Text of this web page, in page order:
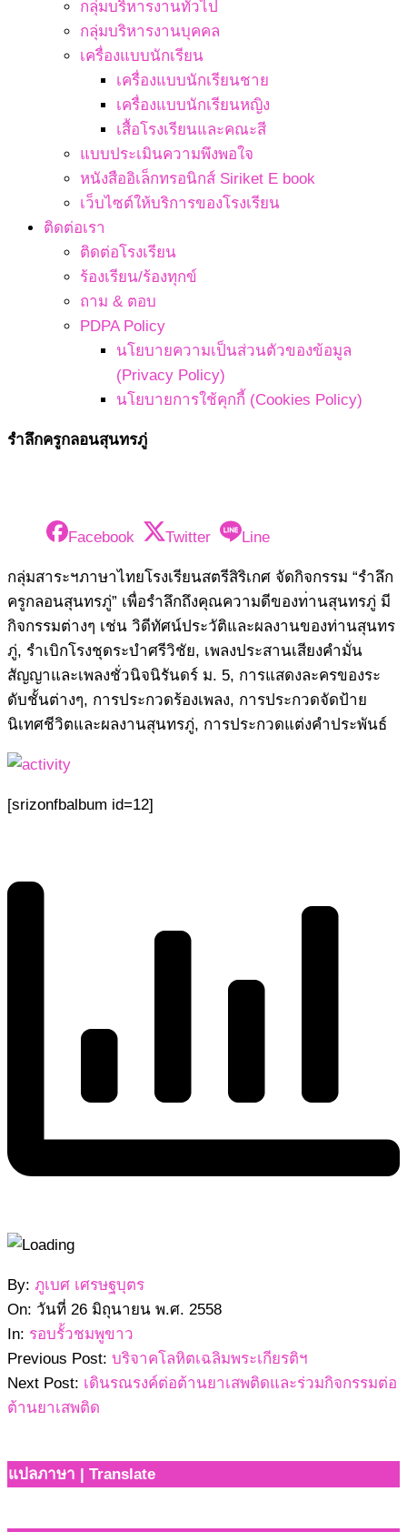
กลุ่มบริหารงานทั่วไป
กลุ่มบริหารงานบุคคล
เครื่องแบบนักเรียน
เครื่องแบบนักเรียนชาย
เครื่องแบบนักเรียนหญิง
เสื้อโรงเรียนและคณะสี
แบบประเมินความพึงพอใจ
หนังสืออิเล็กทรอนิกส์ Siriket E book
เว็บไซต์ให้บริการของโรงเรียน
ติดต่อเรา
ติดต่อโรงเรียน
ร้องเรียน/ร้องทุกข์
ถาม & ตอบ
PDPA Policy
นโยบายความเป็นส่วนตัวของข้อมูล
(Privacy Policy)
นโยบายการใช้คุกกี้ (Cookies Policy)
รำลึกครูกลอนสุนทรภู่
Facebook Twitter Line
กลุ่มสาระฯภาษาไทยโรงเรียนสตรีสิริเกศ จัดกิจกรรม “รำลึก
ครูกลอนสุนทรภู่” เพื่อรำลึกถึงคุณความดีของท่านสุนทรภู่ มี
กิจกรรมต่างๆ เช่น วิดีทัศน์ประวัติและผลงานของท่านสุนทร
ภู่, รำเบิกโรงชุดระบำศรีวิชัย, เพลงประสานเสียงคำมั่น
สัญญาและเพลงชั่วนิจนิรันดร์ ม. 5, การแสดงละครของระ
ดับชั้นต่างๆ, การประกวดร้องเพลง, การประกวดจัดป้าย
นิเทศชีวิตและผลงานสุนทรภู่, การประกวดแต่งคำประพันธ์
[srizonfbalbum id=12]
2558-
06-
26
By: ภูเบศ เศรษฐบุตร
On: วันที่ 26 มิถุนายน พ.ศ. 2558
In: รอบรั้วชมพูขาว
Previous Post: บริจาคโลหิตเฉลิมพระเกียรติฯ
Next Post: เดินรณรงค์ต่อต้านยาเสพติดและร่วมกิจกรรมต่อ
ต้านยาเสพติด
แปลภาษา | Translate